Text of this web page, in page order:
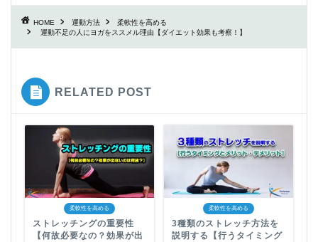
HOME 運動方法
柔軟性を高める
運動不足の人にヨガをススメル理由【ダイエット効果も考察！】
RELATED POST
柔軟性を高める
ストレッチングの重要性
【何故必要なの？効果が出
柔軟性を高める
3種類のストレッチ方法を
説明する【行うタイミング